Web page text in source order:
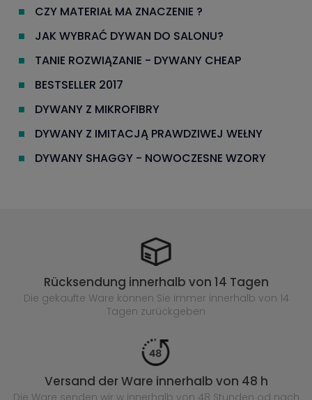
CZY MATERIAŁ MA ZNACZENIE ?
JAK WYBRAĆ DYWAN DO SALONU?
TANIE ROZWIĄZANIE - DYWANY CHEAP
BESTSELLER 2017
DYWANY Z MIKROFIBRY
DYWANY Z IMITACJĄ PRAWDZIWEJ WEŁNY
DYWANY SHAGGY - NOWOCZESNE WZORY
Rücksendung innerhalb von 14 Tagen
Die gekaufte Ware können Sie immer innerhalb von 14
Tagen zurückgeben
Versand der Ware innerhalb von 48 h
Die Ware senden wir w innerhalb von 48 Stunden od nach